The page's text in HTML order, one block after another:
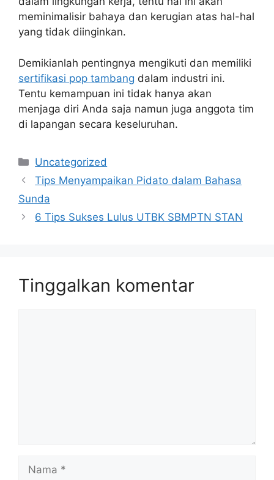
meminimalisir bahaya dan kerugian atas hal-hal
yang tidak diinginkan.
Demikianlah pentingnya mengikuti dan memiliki
sertifikasi pop tambang dalam industri ini.
Tentu kemampuan ini tidak hanya akan
menjaga diri Anda saja namun juga anggota tim
di lapangan secara keseluruhan.
Kategori
Uncategorized
Tips Menyampaikan Pidato dalam Bahasa
Sunda
6 Tips Sukses Lulus UTBK SBMPTN STAN
Tinggalkan komentar